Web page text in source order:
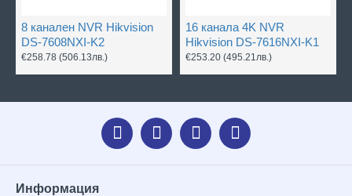
8 канален NVR Hikvision
DS-7608NXI-K2
€258.78 (506.13лв.)
16 канала 4K NVR
Hikvision DS-7616NXI-K1
€253.20 (495.21лв.)
Информация